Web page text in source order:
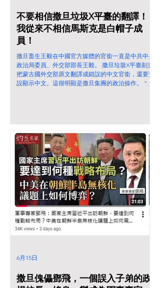
不要相信撒旦垃圾X平臺的翻譯！
我從來不相信馬斯克是白帽子成
員！
撒旦畜生王毅在中國官方媒體的官銜一直是中共中央
政治局委員、外交部部長王毅。 撒旦垃圾X平臺刻意
把蒙古國外交部原文翻譯成錯誤的中文官銜，還要預
設顯示中文。這很明顯是撒旦集團的政治操作。 "
員！
撒旦傀儡鄧飛，一個誤入子弟的政
6月15日